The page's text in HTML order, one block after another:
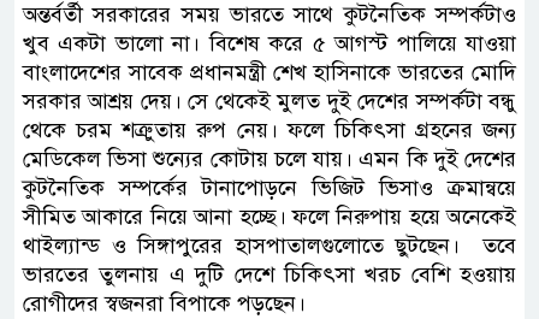
অন্তর্বর্তী সরকারের সময় ভারতে সাথে কুটনৈতিক সম্পর্কটাও
খুব একটা ভালো না। বিশেষ করে ৫ আগস্ট পালিয়ে যাওয়া
বাংলাদেশের সাবেক প্রধানমন্ত্রী শেখ হাসিনাকে ভারতের মোদি
সরকার আশ্রয় দেয়। সে থেকেই মুলত দুই দেশের সম্পর্কটা বন্ধু
থেকে চরম শত্রুুতায় রুপ নেয়। ফলে চিকিৎসা গ্রহনের জন্য
মেডিকেল ভিসা শুন্যের কোটায় চলে যায়। এমন কি দুই দেশের
কুটনৈতিক সম্পর্কের টানাপোড়নে ভিজিট ভিসাও ক্রমান্বয়ে
সীমিত আকারে নিয়ে আনা হচ্ছে। ফলে নিরুপায় হয়ে অনেকেই
থাইল্যান্ড ও সিঙ্গাপুরের হাসপাতালগুলোতে ছুটছেন। তবে
ভারতের তুলনায় এ দুটি দেশে চিকিৎসা খরচ বেশি হওয়ায়
রোগীদের স্বজনরা বিপাকে পড়ছেন।